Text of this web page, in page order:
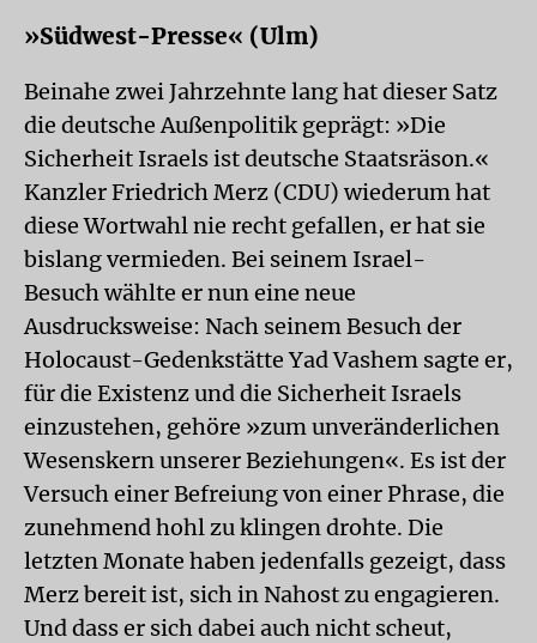
»Südwest-Presse« (Ulm)
Beinahe zwei Jahrzehnte lang hat dieser Satz
die deutsche Außenpolitik geprägt: »Die
Sicherheit Israels ist deutsche Staatsräson.«
Kanzler Friedrich Merz (CDU) wiederum hat
diese Wortwahl nie recht gefallen, er hat sie
bislang vermieden. Bei seinem Israel-
Besuch wählte er nun eine neue
Ausdrucksweise: Nach seinem Besuch der
Holocaust-Gedenkstätte Yad Vashem sagte er,
für die Existenz und die Sicherheit Israels
einzustehen, gehöre »zum unveränderlichen
Wesenskern unserer Beziehungen«. Es ist der
Versuch einer Befreiung von einer Phrase, die
zunehmend hohl zu klingen drohte. Die
letzten Monate haben jedenfalls gezeigt, dass
Merz bereit ist, sich in Nahost zu engagieren.
Und dass er sich dabei auch nicht scheut,